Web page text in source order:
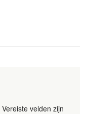
Vereiste velden zijn